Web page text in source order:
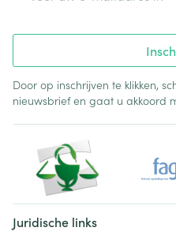
Door op inschrijven te klikken,
nieuwsbrief en gaat u akkoord
Juridische links